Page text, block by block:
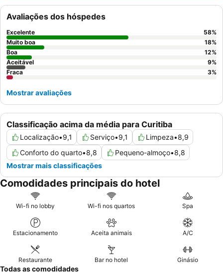
kitchen. Para uma estadia mais tranquila, os hóspedes devem
solicitar um quarto num andar superior, longe do ruído da rua.
Classificação acima da média para Curitiba
Localização•9,1 Serviço•9,1 Limpeza•8,9
Conforto do quarto•8,8 Pequeno-almoço•8,8
Mostrar mais classificações
Avaliações dos hóspedes
Excelente 58%
Muito boa
18%
Boa
12%
Aceitável
9%
Fraca
3%
Mostrar avaliações
Comodidades principais do hotel
Wi-fi no lobby Wi-fi nos quartos Spa
Estacionamento Aceita animais A/C
Restaurante Bar no hotel Ginásio
Todas as comodidades